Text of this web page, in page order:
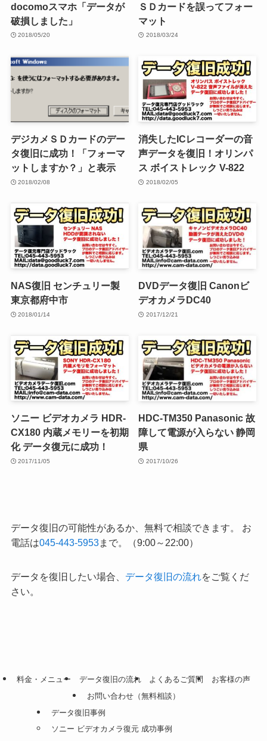
docomoスマホ「データが
破損しました」
2018/05/20
ＳＤカードを誤ってフォー
マット
2018/03/24
デジカメＳＤカードのデー
タ復旧に成功！「フォーマ
ットしますか？」と表示
2018/02/08
消失したICレコーダーの音
声データを復旧！オリンパ
ス ボイストレック V-822
2018/02/05
NAS復旧 センチュリー製
東京都府中市
2018/01/14
DVDデータ復旧 Canonビ
デオカメラDC40
2017/12/21
ソニー ビデオカメラ HDR-
CX180 内蔵メモリーを初期
化 データ復元に成功！
2017/11/05
HDC-TM350 Panasonic 故
障して電源が入らない 静岡
県
2017/10/26
データ復旧の可能性があるか、無料で相談できます。 お
電話は045-443-5953まで。（9:00～22:00）
データを復旧したい場合、 データ復旧の流れをご覧くだ
さい。
料金・メニュー データ復旧の流れ よくあるご質問
お客様の声
お問い合わせ（無料相談）
データ復旧事例
ソニー ビデオカメラ復元 成功事例